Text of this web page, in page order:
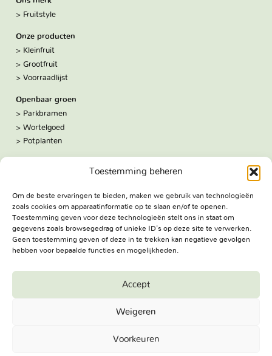
Toestemming beheren
Om de beste ervaringen te bieden, maken we gebruik van technologieën
zoals cookies om apparaatinformatie op te slaan en/of te openen.
Toestemming geven voor deze technologieën stelt ons in staat om
gegevens zoals browsegedrag of unieke ID's op deze site te verwerken.
Geen toestemming geven of deze in te trekken kan negatieve gevolgen
hebben voor bepaalde functies en mogelijkheden.
Accept
Weigeren
Voorkeuren
Fruitstyle
Onze producten
Kleinfruit
Grootfruit
Voorraadlijst
Openbaar groen
Parkbramen
Wortelgoed
Potplanten
Volg ons:
Facebook
Bezoekadres
Haringweg 3A
2975 LB Ottoland
Reserved.